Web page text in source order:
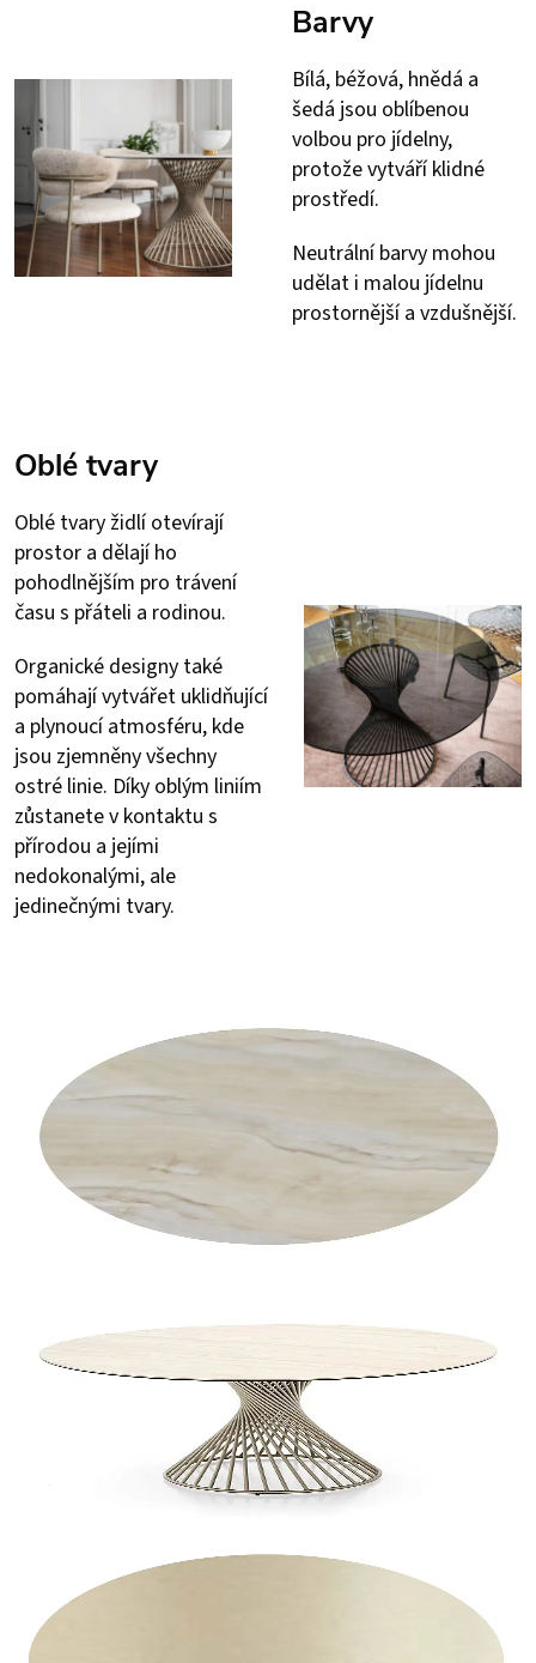
Barvy
Bílá, béžová, hnědá a
šedá jsou oblíbenou
volbou pro jídelny,
protože vytváří klidné
prostředí.
Neutrální barvy mohou
udělat i malou jídelnu
prostornější a vzdušnější.
Oblé tvary
Oblé tvary židlí otevírají
prostor a dělají ho
pohodlnějším pro trávení
času s přáteli a rodinou.
Organické designy také
pomáhají vytvářet uklidňující
a plynoucí atmosféru, kde
jsou zjemněny všechny
ostré linie. Díky oblým liniím
zůstanete v kontaktu s
přírodou a jejími
nedokonalými, ale
jedinečnými tvary.